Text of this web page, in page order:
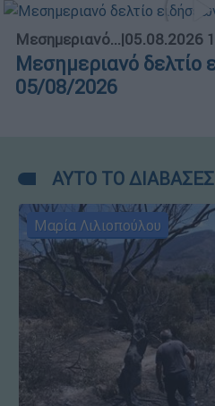
Μεσημεριανό...|05.08.2026
Μεσημεριανό δελτίο
05/08/2026
ΑΥΤΟ ΤΟ
Μαρία Λιλιοπούλου